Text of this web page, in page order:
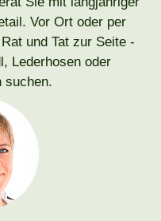
Vor Ort oder per
und Tat zur Seite -
Lederhosen oder
suchen.